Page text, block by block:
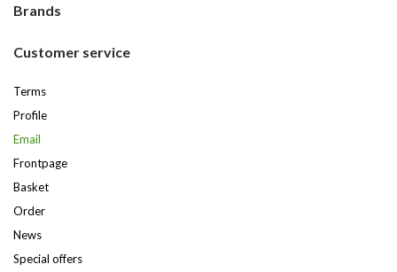
Brands
Customer service
Terms
Profile
Email
Frontpage
Basket
Order
News
Special offers